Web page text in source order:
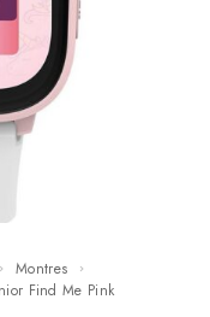
Montres
Find Me Pink